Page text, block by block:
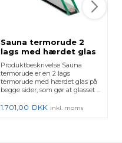
Sauna termorude 2
lags med hærdet glas
Produktbeskrivelse Sauna
termorude er en 2 lags
termorude med hærdet glas på
begge sider, som gør at glasset ...
1.701,00 DKK inkl. moms